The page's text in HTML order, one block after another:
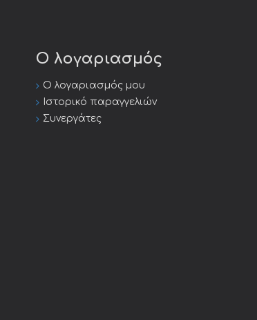
Ο λογαριασμός
Ο λογαριασμός μου
Ιστορικό παραγγελιών
Συνεργάτες